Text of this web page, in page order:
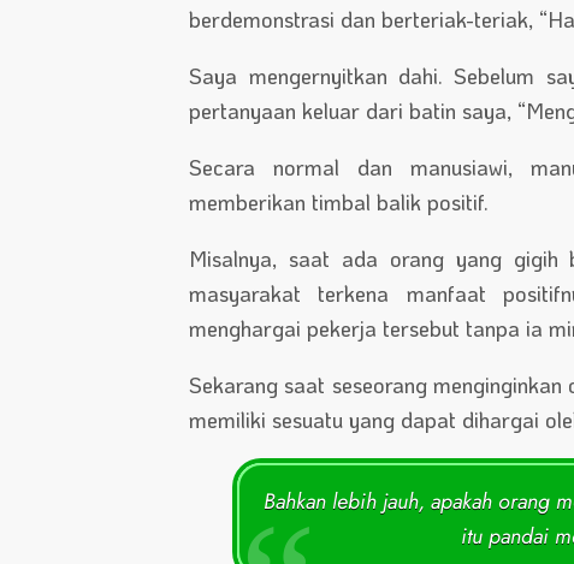
berdemonstrasi dan berteriak-teriak,
Saya mengernyitkan dahi. Sebelum
pertanyaan keluar dari batin saya,
Secara normal dan manusiawi,
memberikan timbal balik positif.
Misalnya, saat ada orang yang gigih
masyarakat terkena manfaat
menghargai pekerja tersebut tanpa ia
Sekarang saat seseorang
memiliki sesuatu yang dapat dihargai
Bahkan lebih jauh, apakah orang
itu pandai